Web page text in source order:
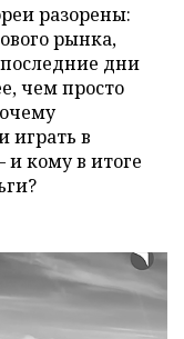
разорены:
рынка,
дни
чем просто
играть в
и кому в итоге